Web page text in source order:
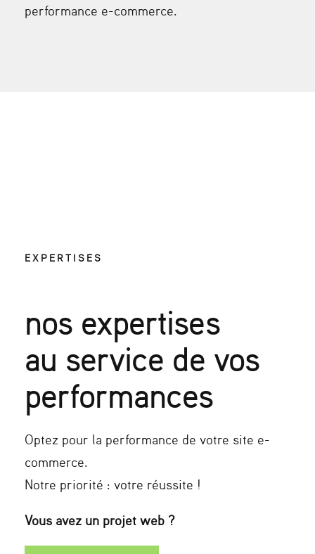
performance e-commerce.
EXPERTISES
nos expertises
au service de vos
performances
Optez pour la performance de votre site e-
commerce.
Notre priorité : votre réussite !
Vous avez un projet web ?